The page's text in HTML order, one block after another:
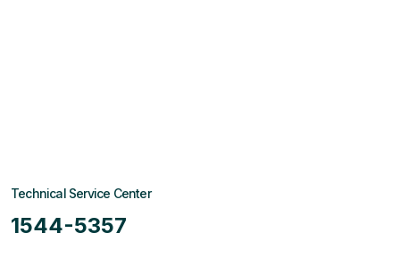
Technical Service Center
1544-5357